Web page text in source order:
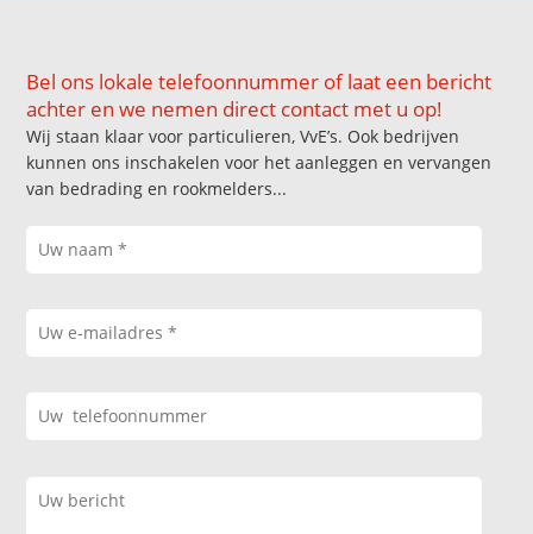
Bel ons lokale telefoonnummer of laat een bericht
achter en we nemen direct contact met u op!
Wij staan klaar voor particulieren, VvE’s. Ook bedrijven
kunnen ons inschakelen voor het aanleggen en vervangen
van bedrading en rookmelders...